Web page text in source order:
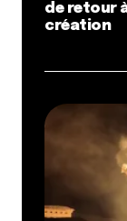
de retour
création